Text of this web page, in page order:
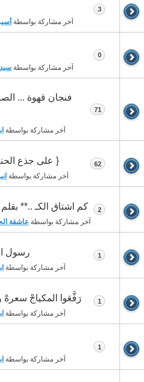
آخر مشاركة بواسطة
3
آخر مشاركة بواسطة
0
فنجان قهوة ...
آخر مشاركة بواسطة
71
{ على جذع
آخر مشاركة بواسطة
62
كم اشتاق الكـ ..**
آخر مشاركة بواسطة عاشقة
2
رسول
آخر مشاركة بواسطة
1
رَفَّعَوا المكياجْ سعرهْ
آخر مشاركة بواسطة
1
آخر مشاركة بواسطة
1